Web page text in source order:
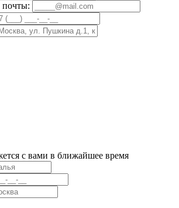
почты:
с вами в ближайшее время